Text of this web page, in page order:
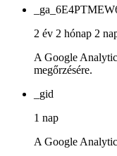
2 év 2 hónap 2
A Google
megőrzésére.
_gid
1 nap
A Google